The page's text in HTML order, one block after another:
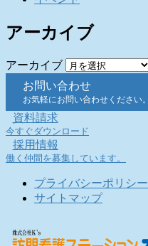
アーカイブ
アーカイブ
お問い合わせ
お気軽にお問い合わせください。
資料請求
今すぐダウンロード
採用情報
働く仲間を募集しています。
プライバシーポリシー
サイトマップ